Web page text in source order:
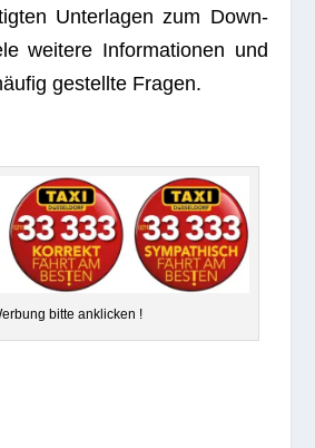
Unter­la­gen zum Down­
wei­tere Infor­ma­tio­nen und
gestellte Fragen.
bitte anklicken !